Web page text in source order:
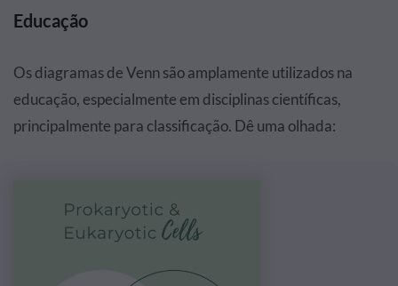
Educação
Os diagramas de Venn são amplamente utilizados na
educação, especialmente em disciplinas científicas,
principalmente para classificação. Dê uma olhada: